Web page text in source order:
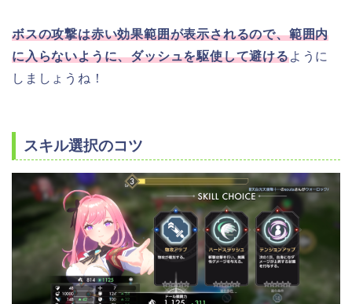
ボスの攻撃は赤い効果範囲が表示されるので、範囲内
に入らないように、ダッシュを駆使して避けるように
しましょうね！
スキル選択のコツ